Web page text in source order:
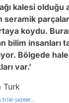
kalesi olduğu
seramik
koydu.
bilim insanları
Bölgede
var.'
Turk
al-jazeer...